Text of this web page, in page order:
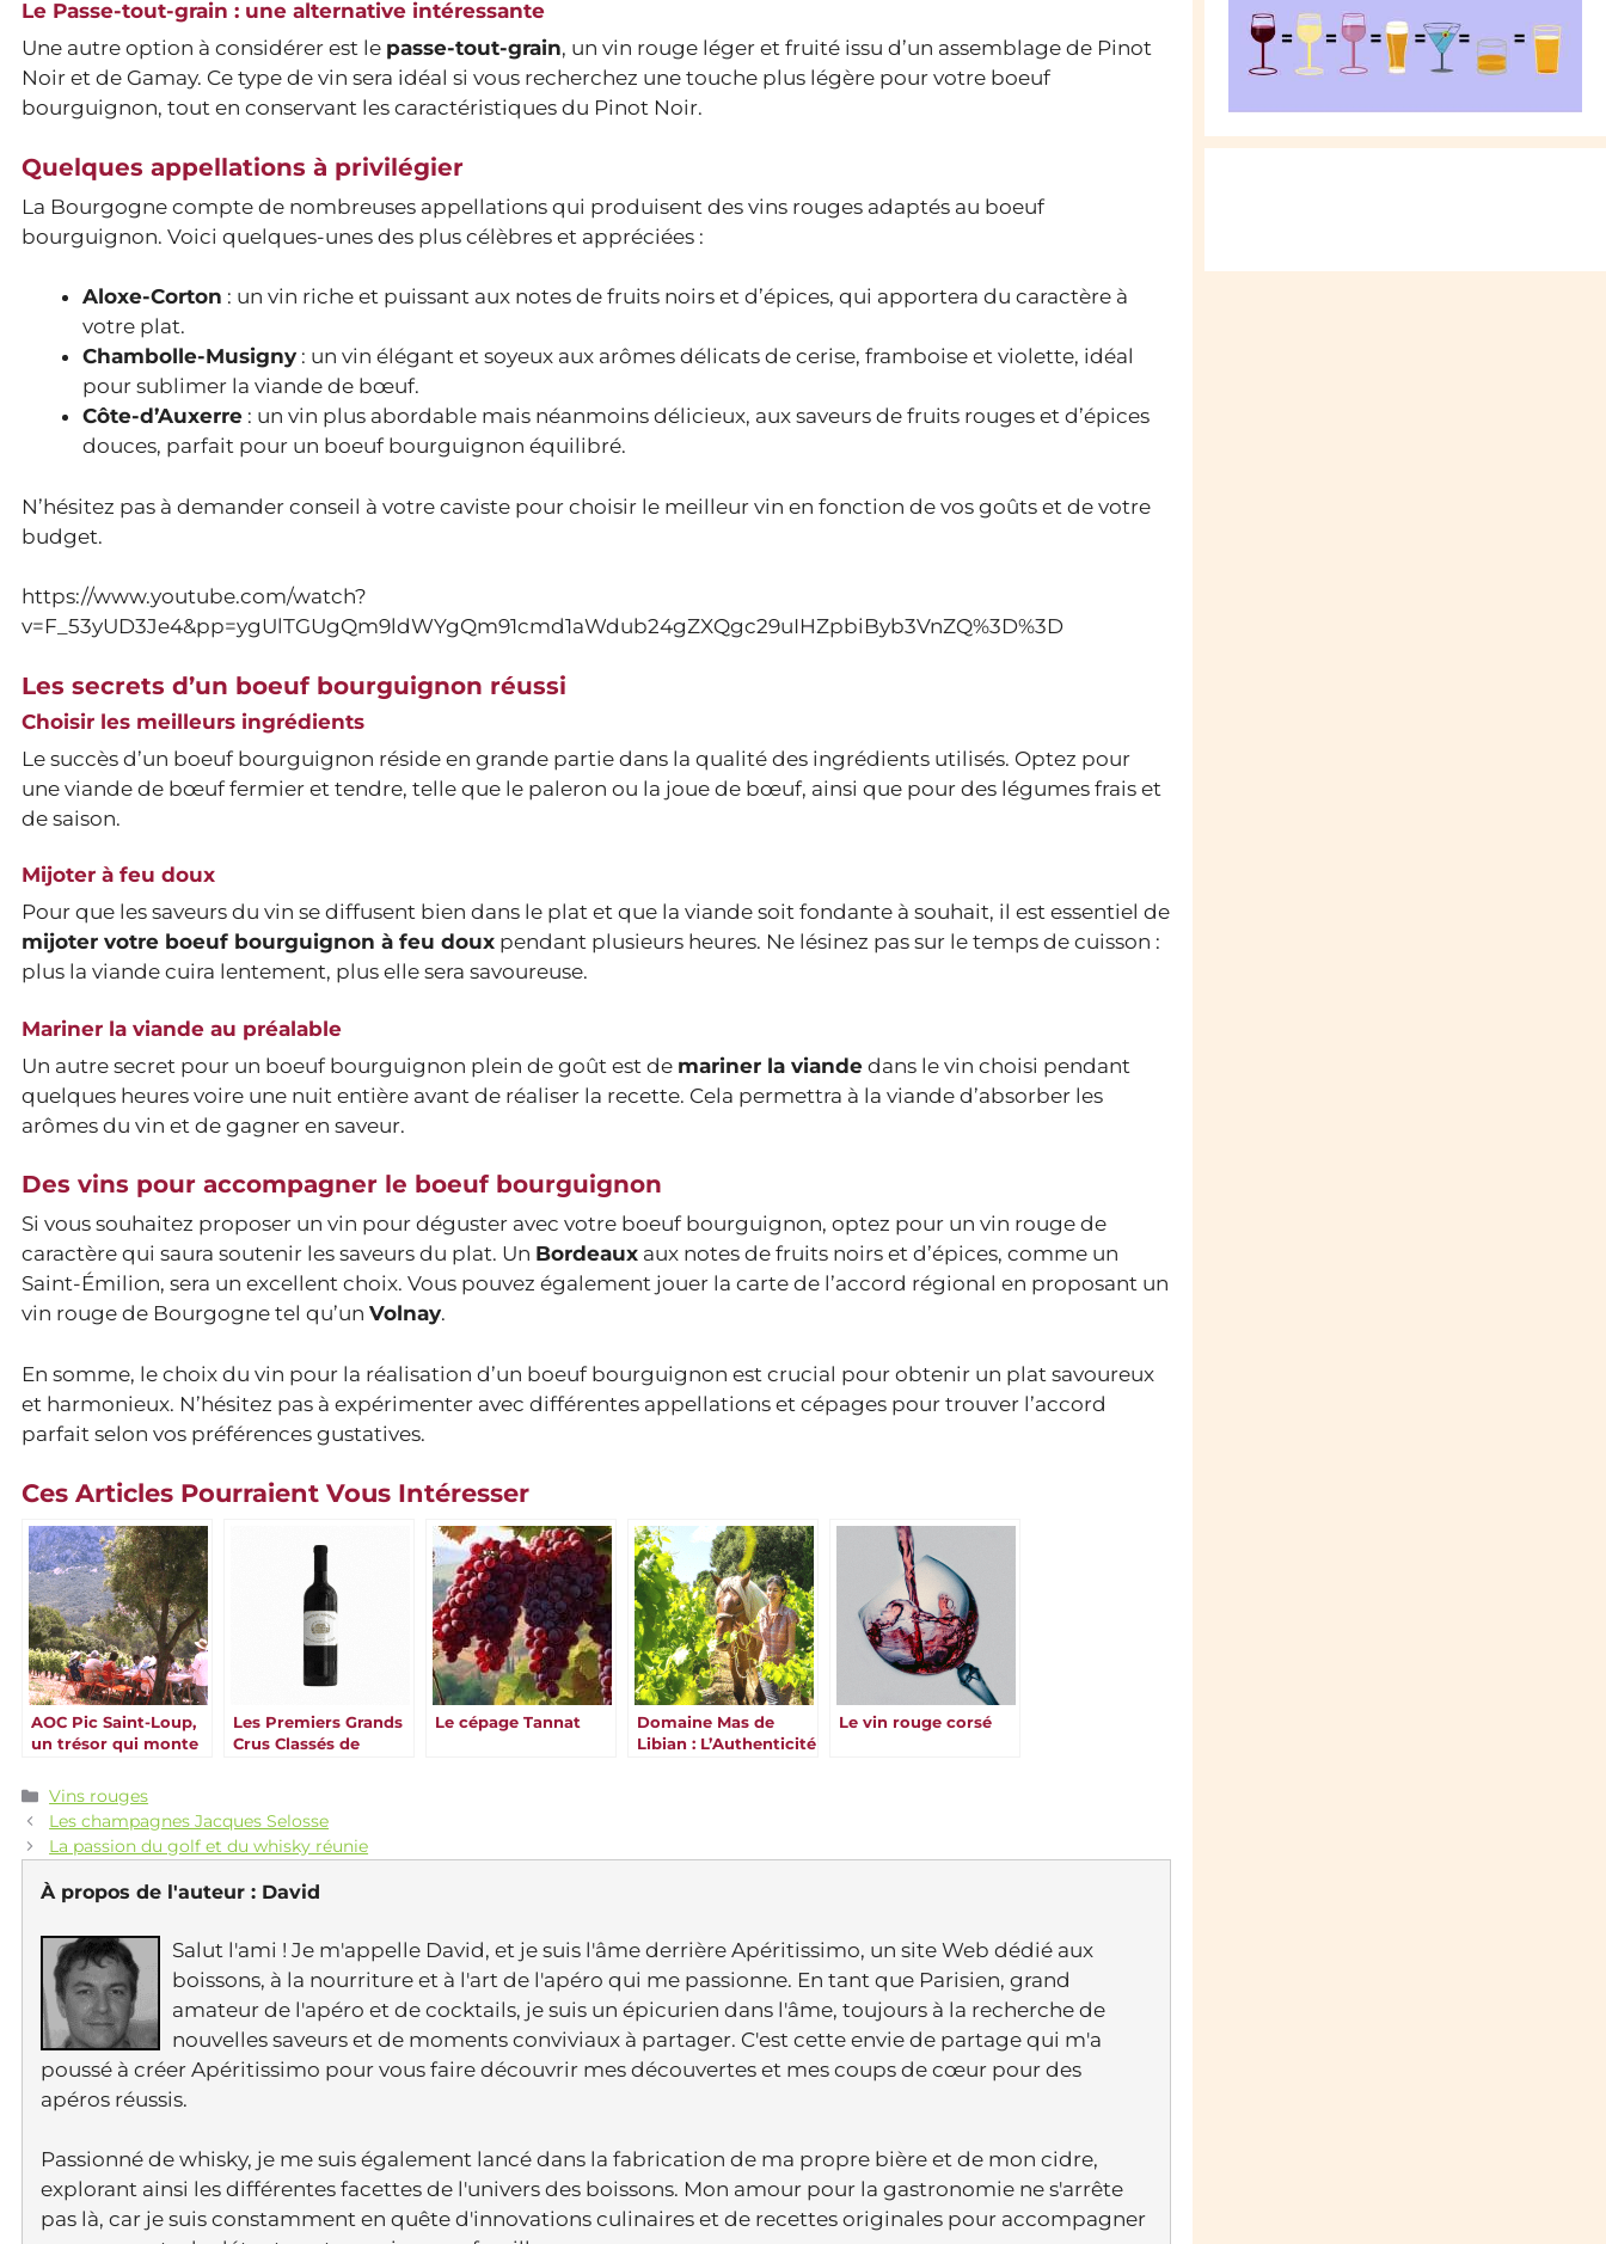
Le Passe-tout-grain : une alternative intéressante
Une autre option à considérer est le passe-tout-grain, un vin rouge léger et fruité issu d’un assemblage de Pinot
Noir et de Gamay. Ce type de vin sera idéal si vous recherchez une touche plus légère pour votre boeuf
bourguignon, tout en conservant les caractéristiques du Pinot Noir.
Quelques appellations à privilégier
La Bourgogne compte de nombreuses appellations qui produisent des vins rouges adaptés au boeuf
bourguignon. Voici quelques-unes des plus célèbres et appréciées :
Aloxe-Corton : un vin riche et puissant aux notes de fruits noirs et d’épices, qui apportera du caractère à
votre plat.
Chambolle-Musigny : un vin élégant et soyeux aux arômes délicats de cerise, framboise et violette, idéal
pour sublimer la viande de bœuf.
Côte-d’Auxerre : un vin plus abordable mais néanmoins délicieux, aux saveurs de fruits rouges et d’épices
douces, parfait pour un boeuf bourguignon équilibré.
N’hésitez pas à demander conseil à votre caviste pour choisir le meilleur vin en fonction de vos goûts et de votre
budget.
https://www.youtube.com/watch?
v=F_53yUD3Je4&pp=ygUlTGUgQm9ldWYgQm91cmd1aWdub24gZXQgc29uIHZpbiByb3VnZQ%3D%3D
Les secrets d’un boeuf bourguignon réussi
Choisir les meilleurs ingrédients
Le succès d’un boeuf bourguignon réside en grande partie dans la qualité des ingrédients utilisés. Optez pour
une viande de bœuf fermier et tendre, telle que le paleron ou la joue de bœuf, ainsi que pour des légumes frais et
de saison.
Mijoter à feu doux
Pour que les saveurs du vin se diffusent bien dans le plat et que la viande soit fondante à souhait, il est essentiel de
mijoter votre boeuf bourguignon à feu doux pendant plusieurs heures. Ne lésinez pas sur le temps de cuisson :
plus la viande cuira lentement, plus elle sera savoureuse.
Mariner la viande au préalable
Un autre secret pour un boeuf bourguignon plein de goût est de mariner la viande dans le vin choisi pendant
quelques heures voire une nuit entière avant de réaliser la recette. Cela permettra à la viande d’absorber les
arômes du vin et de gagner en saveur.
Des vins pour accompagner le boeuf bourguignon
Si vous souhaitez proposer un vin pour déguster avec votre boeuf bourguignon, optez pour un vin rouge de
caractère qui saura soutenir les saveurs du plat. Un Bordeaux aux notes de fruits noirs et d’épices, comme un
Saint-Émilion, sera un excellent choix. Vous pouvez également jouer la carte de l’accord régional en proposant un
vin rouge de Bourgogne tel qu’un Volnay.
En somme, le choix du vin pour la réalisation d’un boeuf bourguignon est crucial pour obtenir un plat savoureux
et harmonieux. N’hésitez pas à expérimenter avec différentes appellations et cépages pour trouver l’accord
parfait selon vos préférences gustatives.
Ces Articles Pourraient Vous Intéresser
AOC Pic Saint-Loup,
un trésor qui monte
Les Premiers Grands
Crus Classés de
Le cépage Tannat
Domaine Mas de
Libian : L’Authenticité
Le vin rouge corsé
Catégories
Vins rouges
Les champagnes Jacques Selosse
La passion du golf et du whisky réunie
À propos de l'auteur : David
Salut l'ami ! Je m'appelle David, et je suis l'âme derrière Apéritissimo, un site Web dédié aux
boissons, à la nourriture et à l'art de l'apéro qui me passionne. En tant que Parisien, grand
amateur de l'apéro et de cocktails, je suis un épicurien dans l'âme, toujours à la recherche de
nouvelles saveurs et de moments conviviaux à partager. C'est cette envie de partage qui m'a
poussé à créer Apéritissimo pour vous faire découvrir mes découvertes et mes coups de cœur pour des
apéros réussis.
Passionné de whisky, je me suis également lancé dans la fabrication de ma propre bière et de mon cidre,
explorant ainsi les différentes facettes de l'univers des boissons. Mon amour pour la gastronomie ne s'arrête
pas là, car je suis constamment en quête d'innovations culinaires et de recettes originales pour accompagner